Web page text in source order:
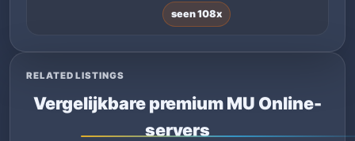
seen 108x
RELATED LISTINGS
Vergelijkbare premium MU Online-
servers